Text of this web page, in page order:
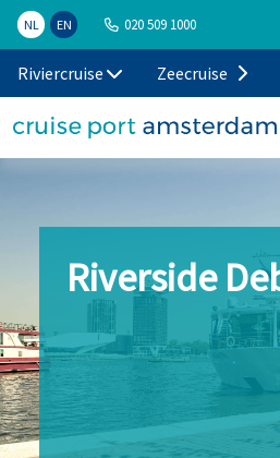
NL EN 020 509 1000
Riviercruise Zeecruise
Riverside